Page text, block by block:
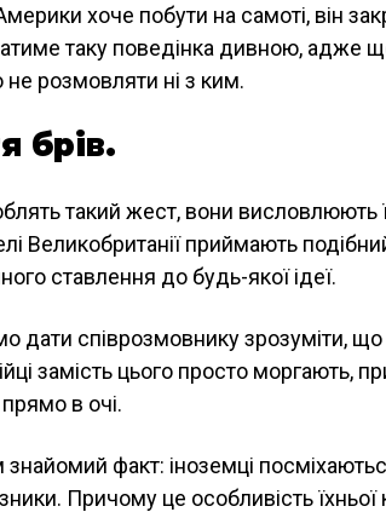
хоче побути на самоті, він
таку поведінка дивною, адже
не розмовляти ні з ким.
брів.
такий жест, вони висловлюють
Великобританії приймають
ставлення до будь-якої ідеї.
дати співрозмовнику зрозуміти,
замість цього просто моргають,
в очі.
факт: іноземці
Причому це особливість їхньої